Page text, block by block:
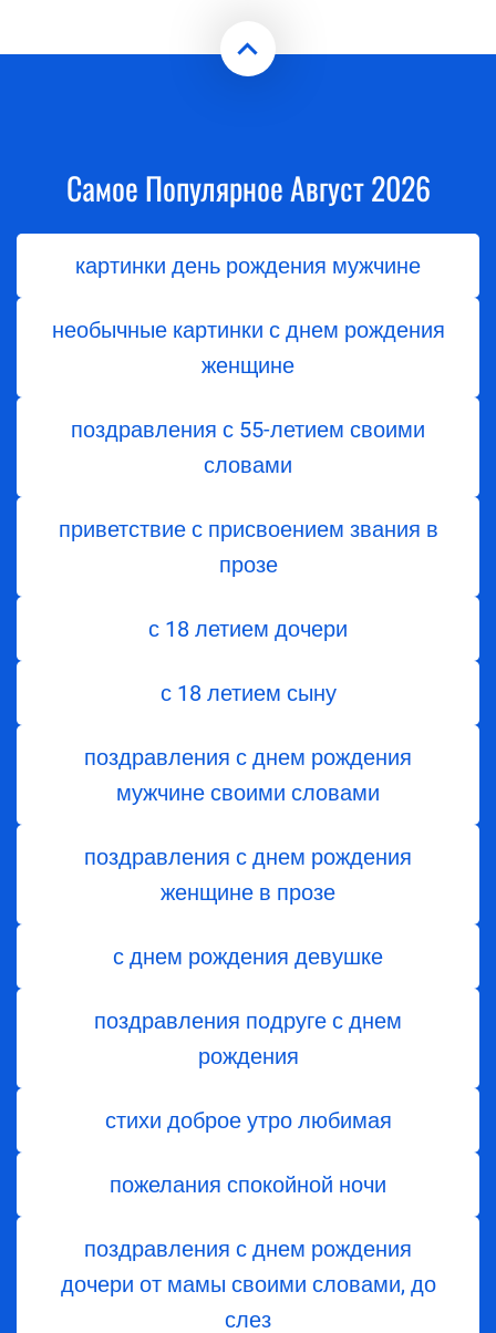
Самое Популярное Август 2026
картинки день рождения мужчине
необычные картинки с днем рождения
женщине
поздравления с 55-летием своими
словами
приветствие с присвоением звания в
прозе
с 18 летием дочери
с 18 летием сыну
поздравления с днем рождения
мужчине своими словами
поздравления с днем рождения
женщине в прозе
с днем рождения девушке
поздравления подруге с днем
рождения
стихи доброе утро любимая
пожелания спокойной ночи
поздравления с днем ​​рождения
дочери от мамы своими словами, до
слез